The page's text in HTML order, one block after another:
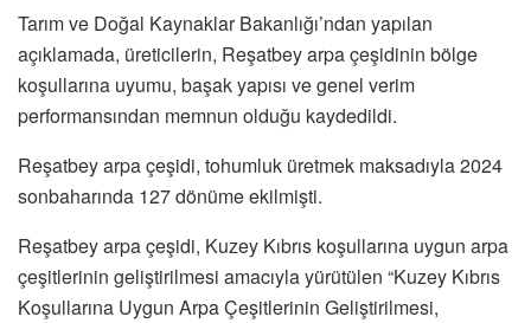
Tarım ve Doğal Kaynaklar Bakanlığı’ndan yapılan
açıklamada, üreticilerin, Reşatbey arpa çeşidinin bölge
koşullarına uyumu, başak yapısı ve genel verim
performansından memnun olduğu kaydedildi.
Reşatbey arpa çeşidi, tohumluk üretmek maksadıyla 2024
sonbaharında 127 dönüme ekilmişti.
Reşatbey arpa çeşidi, Kuzey Kıbrıs koşullarına uygun arpa
çeşitlerinin geliştirilmesi amacıyla yürütülen “Kuzey Kıbrıs
Koşullarına Uygun Arpa Çeşitlerinin Geliştirilmesi,